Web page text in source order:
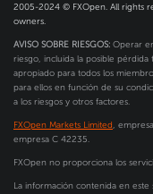
2005-2024 © FXOpen. All rights
owners.
AVISO SOBRE RIESGOS: Operar
riesgo, incluida la posible
apropiado para todos los
para ellos en función de su
a los riesgos y otros factores.
FXOpen Markets Limited,
empresa C 42235.
FXOpen no proporciona los
La información contenida en